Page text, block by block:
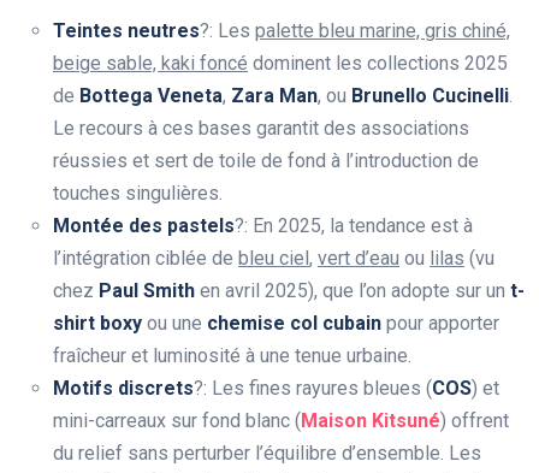
Teintes neutres?: Les palette bleu marine, gris chiné,
beige sable, kaki foncé dominent les collections 2025
de Bottega Veneta, Zara Man, ou Brunello Cucinelli.
Le recours à ces bases garantit des associations
réussies et sert de toile de fond à l’introduction de
touches singulières.
Montée des pastels?: En 2025, la tendance est à
l’intégration ciblée de bleu ciel , vert d’eau ou lilas (vu
chez Paul Smith en avril 2025), que l’on adopte sur un t-
shirt boxy ou une chemise col cubain pour apporter
fraîcheur et luminosité à une tenue urbaine.
Motifs discrets?: Les fines rayures bleues (COS) et
mini-carreaux sur fond blanc ( Maison Kitsuné) offrent
du relief sans perturber l’équilibre d’ensemble. Les